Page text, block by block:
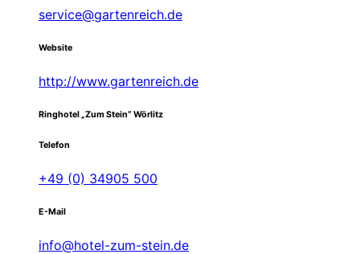
service@gartenreich.de
Website
http://www.gartenreich.de
Ringhotel „Zum Stein“ Wörlitz
Telefon
+49 (0) 34905 500
E-Mail
info@hotel-zum-stein.de